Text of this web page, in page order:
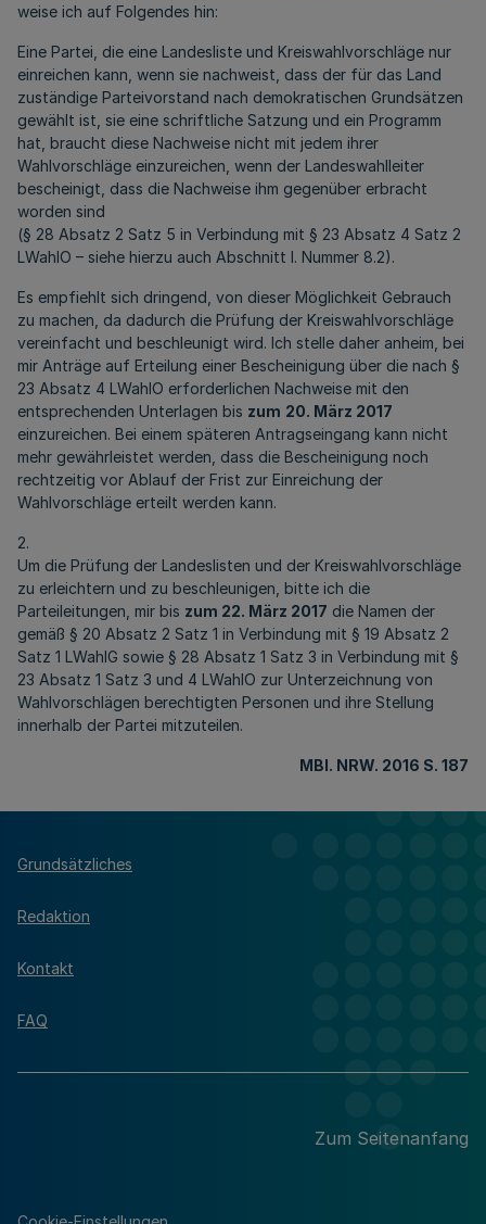
weise ich auf Folgendes hin:
Eine Partei, die eine Landesliste und Kreiswahlvorschläge nur
einreichen kann, wenn sie nachweist, dass der für das Land
zuständige Parteivorstand nach demokratischen Grundsätzen
gewählt ist, sie eine schriftliche Satzung und ein Programm
hat, braucht diese Nachweise nicht mit jedem ihrer
Wahlvorschläge einzureichen, wenn der Landeswahlleiter
bescheinigt, dass die Nachweise ihm gegenüber erbracht
worden sind
(§ 28 Absatz 2 Satz 5 in Verbindung mit § 23 Absatz 4 Satz 2
LWahlO – siehe hierzu auch Abschnitt I. Nummer 8.2).
Es empfiehlt sich dringend, von dieser Möglichkeit Gebrauch
zu machen, da dadurch die Prüfung der Kreiswahlvorschläge
vereinfacht und beschleunigt wird. Ich stelle daher anheim, bei
mir Anträge auf Erteilung einer Bescheinigung über die nach §
23 Absatz 4 LWahlO erforderlichen Nachweise mit den
entsprechenden Unterlagen bis zum 20. März 2017
einzureichen. Bei einem späteren Antragseingang kann nicht
mehr gewährleistet werden, dass die Bescheinigung noch
rechtzeitig vor Ablauf der Frist zur Einreichung der
Wahlvorschläge erteilt werden kann.
2.
Um die Prüfung der Landeslisten und der Kreiswahlvorschläge
zu erleichtern und zu beschleunigen, bitte ich die
Parteileitungen, mir bis zum 22. März 2017 die Namen der
gemäß § 20 Absatz 2 Satz 1 in Verbindung mit § 19 Absatz 2
Satz 1 LWahlG sowie § 28 Absatz 1 Satz 3 in Verbindung mit §
23 Absatz 1 Satz 3 und 4 LWahlO zur Unterzeichnung von
Wahlvorschlägen berechtigten Personen und ihre Stellung
innerhalb der Partei mitzuteilen.
MBl. NRW. 2016 S. 187
Grundsätzliches
Redaktion
Kontakt
FAQ
Zum Seitenanfang